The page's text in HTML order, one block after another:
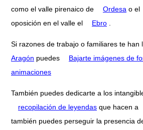
como el valle pirenaico de
Ordesa o el
oposición en el valle el
Ebro .
Si razones de trabajo o familiares te han
Aragón puedes
Bajarte imágenes de
animaciones
También puedes dedicarte a los
recopilación de leyendas que hacen a
también puedes perseguir la presencia